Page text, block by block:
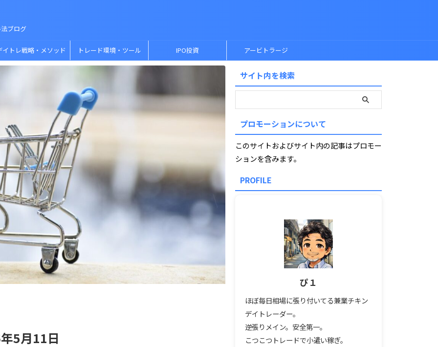
ブログ
イトレ戦略・メソッド トレード環境・ツール IPO投資 アービトラージ
5月11日
サイト内を検索
プロモーションについて
このサイトおよびサイト内の記事はプロモー
ションを含みます。
PROFILE
ぴ１
ほぼ毎日相場に張り付いてる兼業チキン
デイトレーダー。
逆張りメイン。安全第一。
こつこつトレードで小遣い稼ぎ。